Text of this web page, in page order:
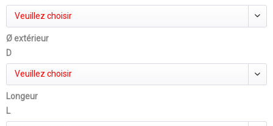
Veuillez choisir
Ø extérieur
D
Veuillez choisir
Longeur
L